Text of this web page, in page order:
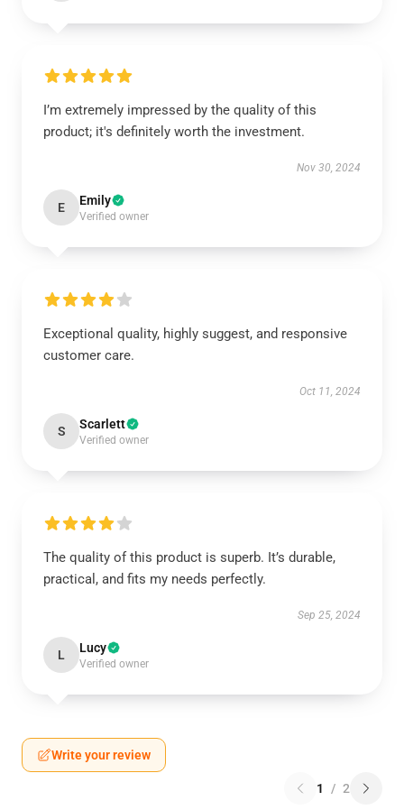
I’m extremely impressed by the quality of this
product; it's definitely worth the investment.
Nov 30, 2024
E Emily
Verified owner
Exceptional quality, highly suggest, and responsive
customer care.
Oct 11, 2024
S Scarlett
Verified owner
The quality of this product is superb. It’s durable,
practical, and fits my needs perfectly.
Sep 25, 2024
L Lucy
Verified owner
Write your review
1 / 2